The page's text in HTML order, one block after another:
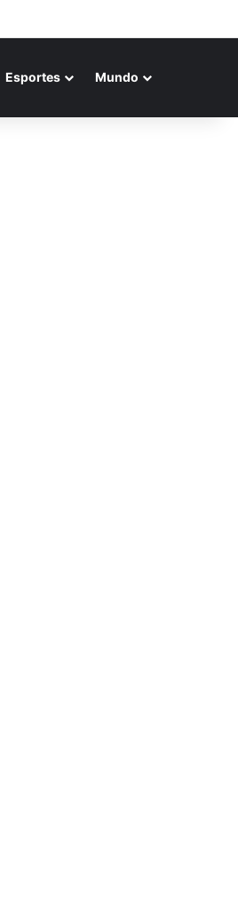
Esportes Mundo